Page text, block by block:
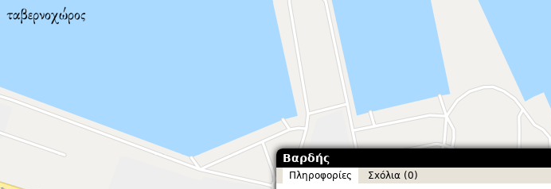
Βαρδής
Πληροφορίες
Σxόλια (0)